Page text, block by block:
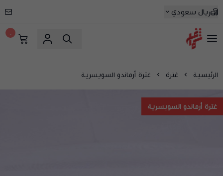
ريال سعودي
شماغ شوب | أفضل متجر شماغ في السعودية
الرئيسية غترة غترة أرماندو السويسرية
غترة أرماندو السويسرية